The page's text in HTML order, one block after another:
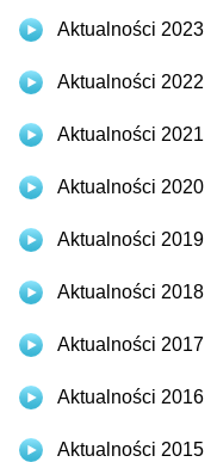
Aktualności 2023
Aktualności 2022
Aktualności 2021
Aktualności 2020
Aktualności 2019
Aktualności 2018
Aktualności 2017
Aktualności 2016
Aktualności 2015